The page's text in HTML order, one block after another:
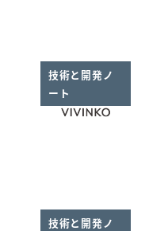
技術と開発ノ
ート
技術と開発ノ